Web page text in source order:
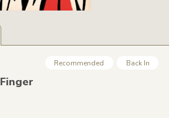
Recommended Back In